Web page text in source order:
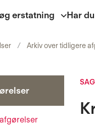
erstatning Har
Arkiv over tidligere